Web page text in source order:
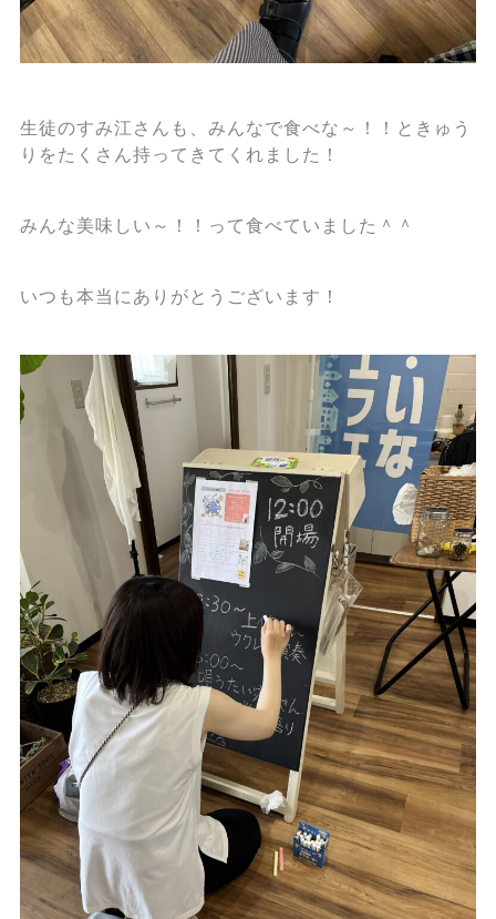
生徒のすみ江さんも、みんなで食べな～！！ときゅう
りをたくさん持ってきてくれました！
みんな美味しい～！！って食べていました＾＾
いつも本当にありがとうございます！